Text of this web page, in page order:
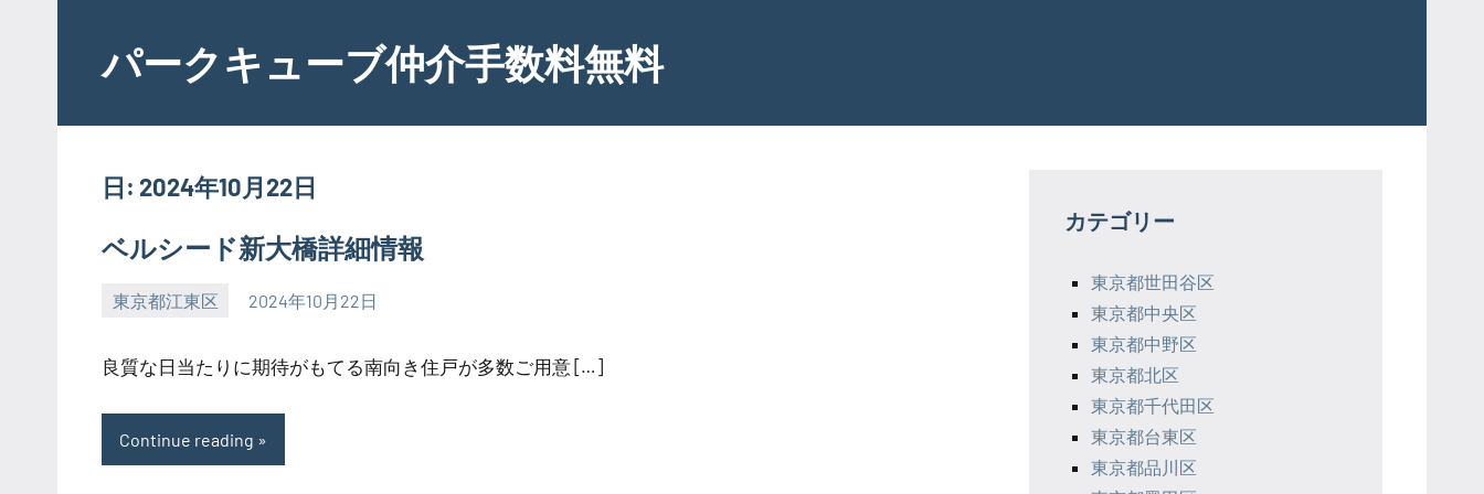
contentパークキューブ仲介手数料無料
日: 2024年10月22日
ベルシード新大橋詳細情報
東京都江東区 2024年10月22日
SEZIMO
良質な日当たりに期待がもてる南向き住戸が多数ご用意 […]
Continue reading
カテゴリー
東京都世田谷区
東京都中央区
東京都中野区
東京都北区
東京都千代田区
東京都台東区
東京都品川区